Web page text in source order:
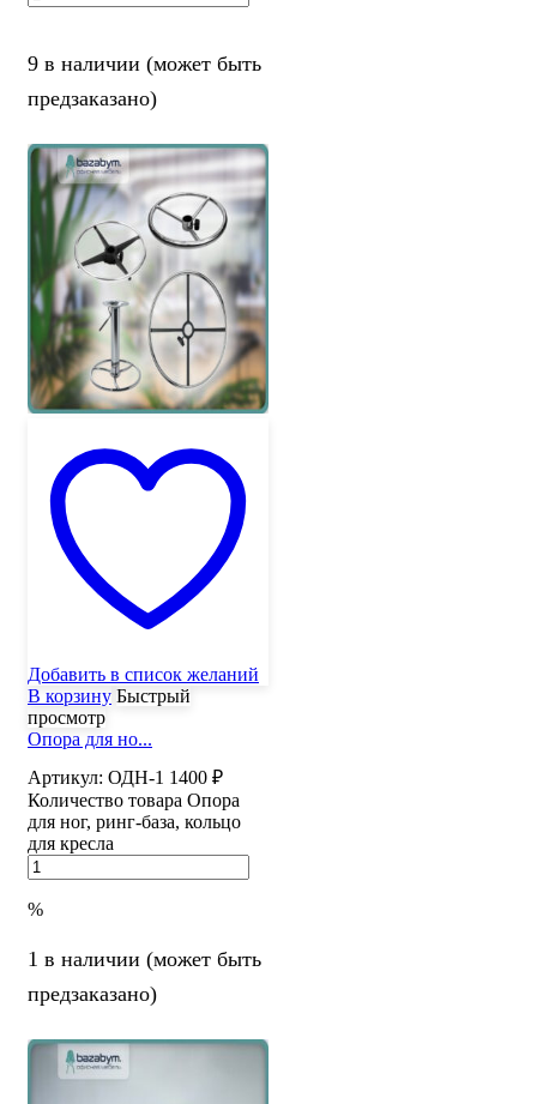
9 в наличии (может быть
предзаказано)
Добавить в список желаний
В корзину Быстрый
просмотр
Опора для но...
Артикул: ОДН-1 1400 ₽
Количество товара Опора
для ног, ринг-база, кольцо
для кресла
%
1 в наличии (может быть
предзаказано)